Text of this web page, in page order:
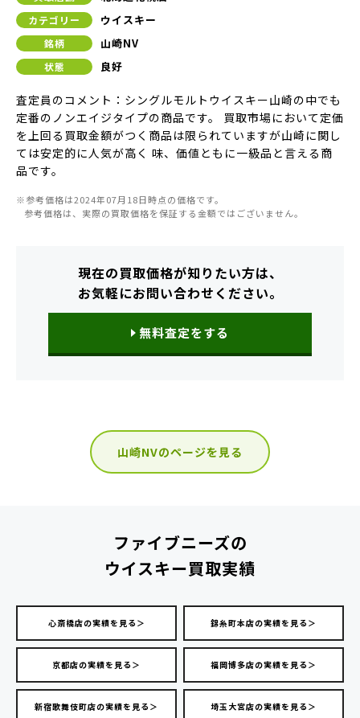
カテゴリー ウイスキー
銘柄 山崎NV
状態 良好
査定員のコメント：シングルモルトウイスキー山崎の中でも
定番のノンエイジタイプの商品です。 買取市場において定価
を上回る買取金額がつく商品は限られていますが山崎に関し
ては安定的に人気が高く 味、価値ともに一級品と言える商
品です。
※参考価格は2024年07月18日時点の価格です。
参考価格は、実際の買取価格を保証する金額ではございません。
現在の買取価格が知りたい方は、
お気軽にお問い合わせください。
無料査定をする
山崎NVのページを見る
ファイブニーズの
ウイスキー買取実績
心斎橋店の実績を見る＞ 錦糸町本店の実績を見る＞
京都店の実績を見る＞ 福岡博多店の実績を見る＞
新宿歌舞伎町店の実績を見る＞ 埼玉大宮店の実績を見る＞